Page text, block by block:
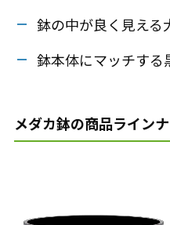
鉢の中が良く見える
鉢本体にマッチする
メダカ鉢の商品ライン